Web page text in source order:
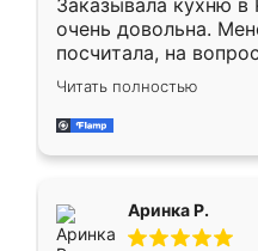
Заказывала кухню в
очень довольна.
посчитала, на
Замерщик приехал в
делу со всей
за день, ребята
Читать полностью
Аринка Р.